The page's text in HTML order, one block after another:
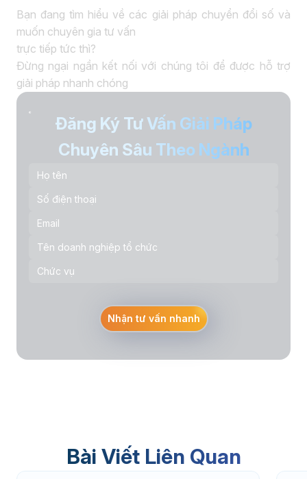
Bạn đang tìm hiểu về các giải pháp chuyển đổi số và
muốn chuyên gia tư vấn
trực tiếp tức thì?
Đừng ngại ngần kết nối với chúng tôi để được hỗ trợ
giải pháp nhanh chóng
Đăng Ký Tư Vấn Giải Pháp
Chuyên Sâu Theo Ngành
Nhận tư vấn nhanh
Bài Viết Liên Quan